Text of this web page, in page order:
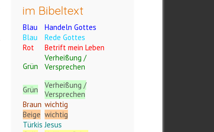
im Bibeltext
Blau
Handeln Gottes
Blau
Rede Gottes
Rot
Betrift mein Leben
Grün
Verheißung /
Versprechen
Grün
Verheißung /
Versprechen
Braun wichtig
Beige wichtig
Türkis Jesus